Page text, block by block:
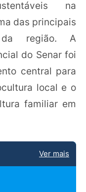
na
das principais
da região. A
do Senar foi
central para
local e o
familiar em
Ver mais